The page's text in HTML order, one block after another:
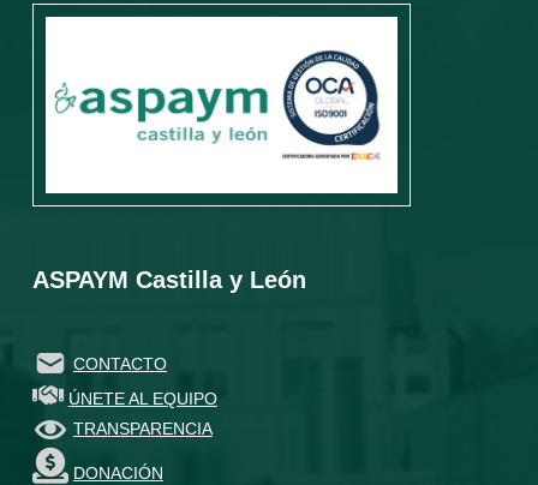
ASPAYM Castilla y León
CONTACTO
ÚNETE AL EQUIPO
TRANSPARENCIA
DONACIÓN